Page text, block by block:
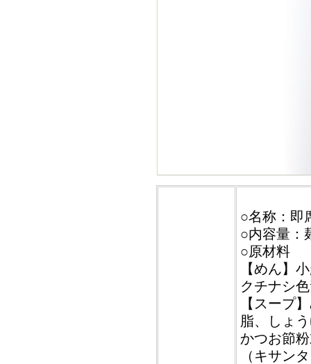
○名称：即
○内容量：
○原材料
【めん】
クチナシ
【スープ
脂、しょ
かつお節
（キサン